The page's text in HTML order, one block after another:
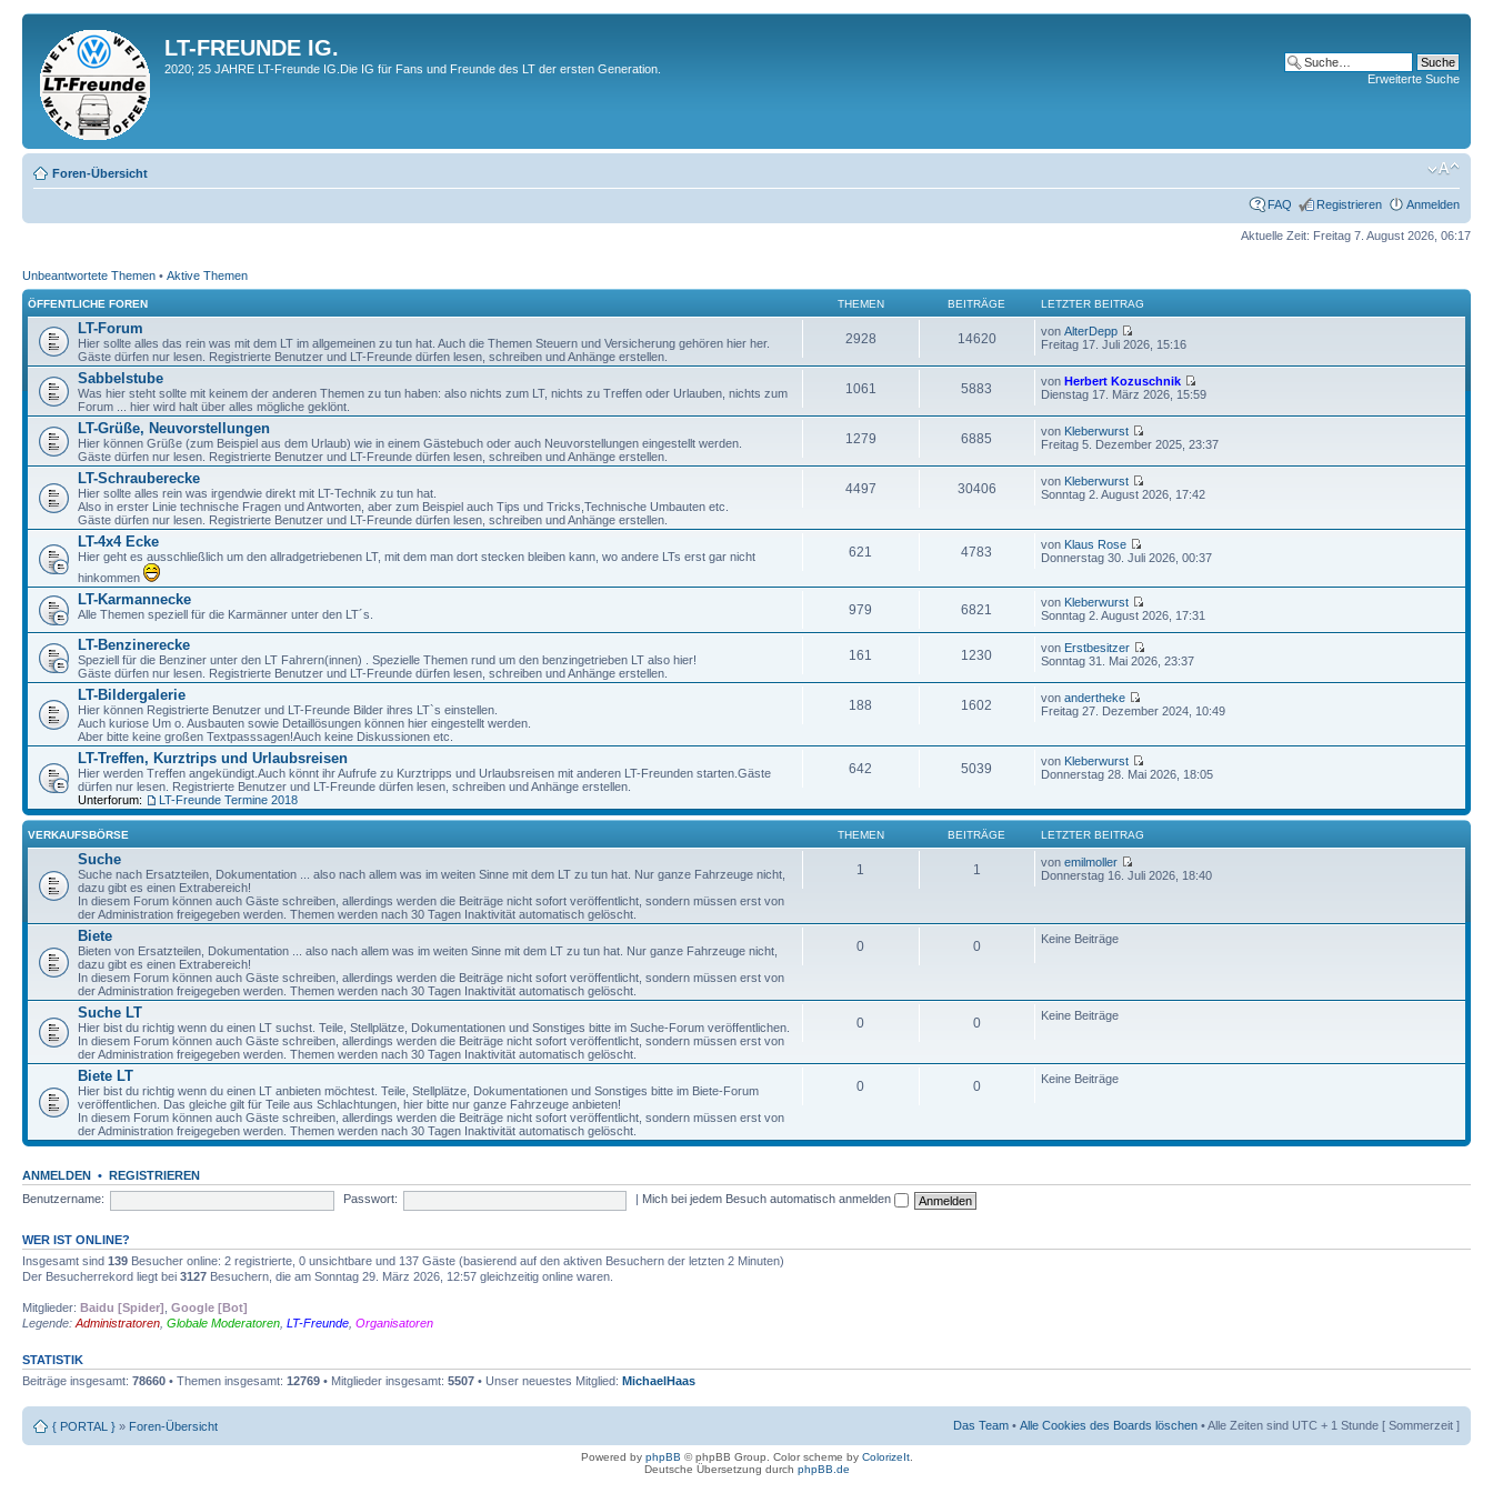
LT-FREUNDE IG.
2020; 25 JAHRE LT-Freunde IG.Die IG für Fans und Freunde des LT der ersten Generation.
Erweiterte Suche
Foren-Übersicht
FAQ Registrieren Anmelden
Aktuelle Zeit: Freitag 7. August 2026, 06:17
Unbeantwortete Themen • Aktive Themen
ÖFFENTLICHE FOREN THEMEN BEITRÄGE LETZTER BEITRAG
LT-Forum
Hier sollte alles das rein was mit dem LT im allgemeinen zu tun hat. Auch die Themen Steuern und Versicherung gehören hier her.
Gäste dürfen nur lesen. Registrierte Benutzer und LT-Freunde dürfen lesen, schreiben und Anhänge erstellen.
2928 14620 vonAlterDepp
Freitag 17. Juli 2026, 15:16
Sabbelstube
Was hier steht sollte mit keinem der anderen Themen zu tun haben: also nichts zum LT, nichts zu Treffen oder Urlauben, nichts zum
Forum ... hier wird halt über alles mögliche geklönt.
1061 5883 vonHerbert Kozuschnik
Dienstag 17. März 2026, 15:59
LT-Grüße, Neuvorstellungen
Hier können Grüße (zum Beispiel aus dem Urlaub) wie in einem Gästebuch oder auch Neuvorstellungen eingestellt werden.
Gäste dürfen nur lesen. Registrierte Benutzer und LT-Freunde dürfen lesen, schreiben und Anhänge erstellen.
1279 6885 von Kleberwurst
Freitag 5. Dezember 2025, 23:37
LT-Schrauberecke
Hier sollte alles rein was irgendwie direkt mit LT-Technik zu tun hat.
Also in erster Linie technische Fragen und Antworten, aber zum Beispiel auch Tips und Tricks,Technische Umbauten etc.
Gäste dürfen nur lesen. Registrierte Benutzer und LT-Freunde dürfen lesen, schreiben und Anhänge erstellen.
4497 30406 von Kleberwurst
Sonntag 2. August 2026, 17:42
LT-4x4 Ecke
Hier geht es ausschließlich um den allradgetriebenen LT, mit dem man dort stecken bleiben kann, wo andere LTs erst gar nicht
hinkommen
621 4783 von Klaus Rose
Donnerstag 30. Juli 2026, 00:37
LT-Karmannecke
Alle Themen speziell für die Karmänner unter den LT´s. 979 6821 von Kleberwurst
Sonntag 2. August 2026, 17:31
LT-Benzinerecke
Speziell für die Benziner unter den LT Fahrern(innen) . Spezielle Themen rund um den benzingetrieben LT also hier!
Gäste dürfen nur lesen. Registrierte Benutzer und LT-Freunde dürfen lesen, schreiben und Anhänge erstellen.
161 1230 von Erstbesitzer
Sonntag 31. Mai 2026, 23:37
LT-Bildergalerie
Hier können Registrierte Benutzer und LT-Freunde Bilder ihres LT`s einstellen.
Auch kuriose Um o. Ausbauten sowie Detaillösungen können hier eingestellt werden.
Aber bitte keine großen Textpasssagen!Auch keine Diskussionen etc.
188 1602 vonandertheke
Freitag 27. Dezember 2024, 10:49
LT-Treffen, Kurztrips und Urlaubsreisen
Hier werden Treffen angekündigt.Auch könnt ihr Aufrufe zu Kurztripps und Urlaubsreisen mit anderen LT-Freunden starten.Gäste
dürfen nur lesen. Registrierte Benutzer und LT-Freunde dürfen lesen, schreiben und Anhänge erstellen.
Unterforum:
LT-Freunde Termine 2018
642 5039 von Kleberwurst
Donnerstag 28. Mai 2026, 18:05
VERKAUFSBÖRSE THEMEN BEITRÄGE LETZTER BEITRAG
Suche
Suche nach Ersatzteilen, Dokumentation ... also nach allem was im weiten Sinne mit dem LT zu tun hat. Nur ganze Fahrzeuge nicht,
dazu gibt es einen Extrabereich!
In diesem Forum können auch Gäste schreiben, allerdings werden die Beiträge nicht sofort veröffentlicht, sondern müssen erst von
der Administration freigegeben werden. Themen werden nach 30 Tagen Inaktivität automatisch gelöscht.
1 1 vonemilmoller
Donnerstag 16. Juli 2026, 18:40
Biete
Bieten von Ersatzteilen, Dokumentation ... also nach allem was im weiten Sinne mit dem LT zu tun hat. Nur ganze Fahrzeuge nicht,
dazu gibt es einen Extrabereich!
In diesem Forum können auch Gäste schreiben, allerdings werden die Beiträge nicht sofort veröffentlicht, sondern müssen erst von
der Administration freigegeben werden. Themen werden nach 30 Tagen Inaktivität automatisch gelöscht.
0 0 Keine Beiträge
Suche LT
Hier bist du richtig wenn du einen LT suchst. Teile, Stellplätze, Dokumentationen und Sonstiges bitte im Suche-Forum veröffentlichen.
In diesem Forum können auch Gäste schreiben, allerdings werden die Beiträge nicht sofort veröffentlicht, sondern müssen erst von
der Administration freigegeben werden. Themen werden nach 30 Tagen Inaktivität automatisch gelöscht.
0 0 Keine Beiträge
Biete LT
Hier bist du richtig wenn du einen LT anbieten möchtest. Teile, Stellplätze, Dokumentationen und Sonstiges bitte im Biete-Forum
veröffentlichen. Das gleiche gilt für Teile aus Schlachtungen, hier bitte nur ganze Fahrzeuge anbieten!
In diesem Forum können auch Gäste schreiben, allerdings werden die Beiträge nicht sofort veröffentlicht, sondern müssen erst von
der Administration freigegeben werden. Themen werden nach 30 Tagen Inaktivität automatisch gelöscht.
0 0 Keine Beiträge
ANMELDEN • REGISTRIEREN
Benutzername:
Passwort: Mich bei jedem Besuch automatisch anmelden
WER IST ONLINE?
Insgesamt sind 139 Besucher online: 2 registrierte, 0 unsichtbare und 137 Gäste (basierend auf den aktiven Besuchern der letzten 2 Minuten)
Der Besucherrekord liegt bei 3127 Besuchern, die am Sonntag 29. März 2026, 12:57 gleichzeitig online waren.
Mitglieder: Baidu [Spider] Google [Bot]
Legende: Administratoren Globale Moderatoren LT-Freunde Organisatoren
STATISTIK
Beiträge insgesamt: 78660 • Themen insgesamt: 12769 • Mitglieder insgesamt: 5507 • Unser neuestes Mitglied: MichaelHaas
{ PORTAL } » Foren-Übersicht Das Team • Alle Cookies des Boards löschen • Alle Zeiten sind UTC + 1 Stunde [ Sommerzeit ]
Powered by phpBB © phpBB Group. Color scheme by ColorizeIt.
Deutsche Übersetzung durch phpBB.de